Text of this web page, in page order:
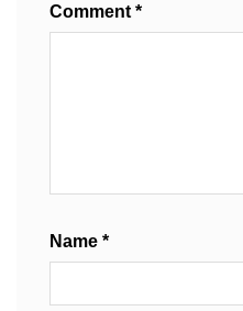
Comment *
Name *